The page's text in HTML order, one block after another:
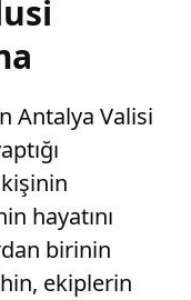
Antalya Valisi
hayatını
birinin
ekiplerin